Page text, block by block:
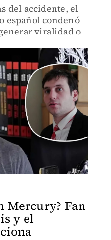
del accidente, el
español condenó
viralidad o
Mercury? Fan
y el